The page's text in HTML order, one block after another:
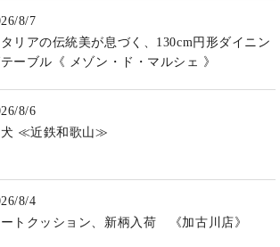
8/7
リアの伝統美が息づく、130cm円形ダイニン
ーブル《 メゾン・ド・マルシェ 》
8/6
犬 ≪近鉄和歌山≫
8/4
トクッション、新柄入荷 《加古川店》